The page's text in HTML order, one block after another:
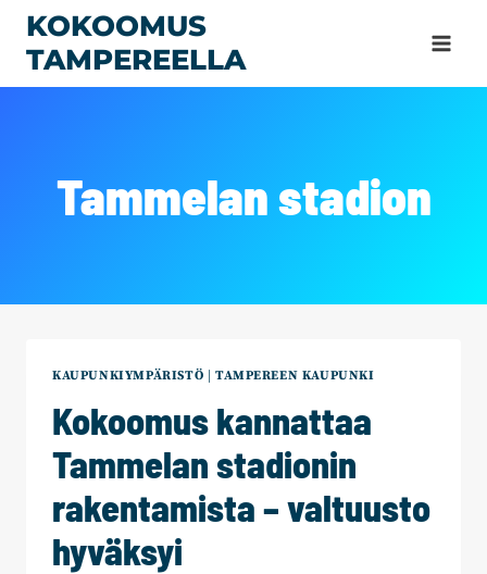
Siirry
sisältöön
KOKOOMUS
TAMPEREELLA
Tammelan stadion
KAUPUNKIYMPÄRISTÖ TAMPEREEN KAUPUNKI
Kokoomus kannattaa
Tammelan stadionin
rakentamista – valtuusto
hyväksyi